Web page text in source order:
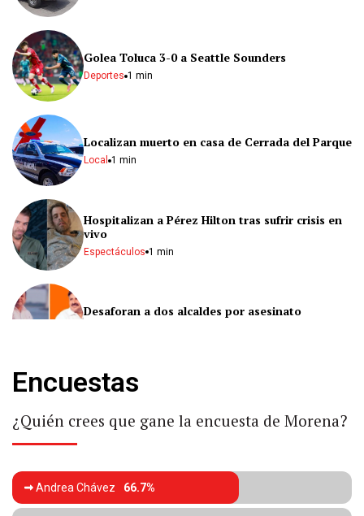
Golea Toluca 3-0 a Seattle Sounders
Deportes 1 min
Localizan muerto en casa de Cerrada del Parque
Local 1 min
Hospitalizan a Pérez Hilton tras sufrir crisis en
vivo
Espectáculos 1 min
Desaforan a dos alcaldes por asesinato
Vence Orlando City 2-1 a Monterrey
Dallas derrota 2-0 al Querétaro
Encuestas
¿Quién crees que gane la encuesta de Morena?
Andrea Chávez 66.7%